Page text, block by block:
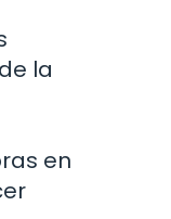
la
en